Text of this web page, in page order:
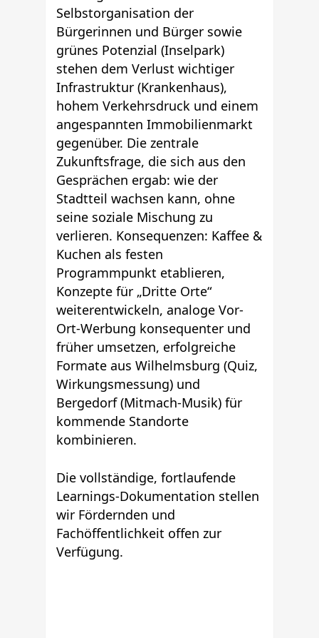
Selbstorganisation der
Bürgerinnen und Bürger sowie
grünes Potenzial (Inselpark)
stehen dem Verlust wichtiger
Infrastruktur (Krankenhaus),
hohem Verkehrsdruck und einem
angespannten Immobilienmarkt
gegenüber. Die zentrale
Zukunftsfrage, die sich aus den
Gesprächen ergab: wie der
Stadtteil wachsen kann, ohne
seine soziale Mischung zu
verlieren. Konsequenzen: Kaffee &
Kuchen als festen
Programmpunkt etablieren,
Konzepte für „Dritte Orte“
weiterentwickeln, analoge Vor-
Ort-Werbung konsequenter und
früher umsetzen, erfolgreiche
Formate aus Wilhelmsburg (Quiz,
Wirkungsmessung) und
Bergedorf (Mitmach-Musik) für
kommende Standorte
kombinieren.
Die vollständige, fortlaufende
Learnings-Dokumentation stellen
wir Fördernden und
Fachöffentlichkeit offen zur
Verfügung.